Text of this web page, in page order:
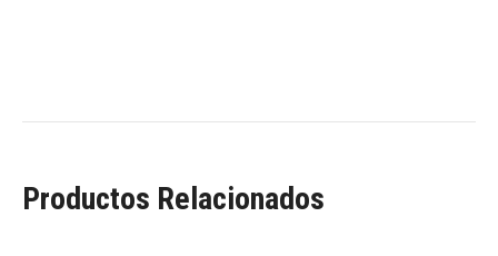
Productos Relacionados